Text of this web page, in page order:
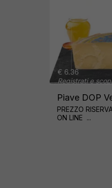
a te dedicato
€/
€ 8.10
Registrati
PREZZO